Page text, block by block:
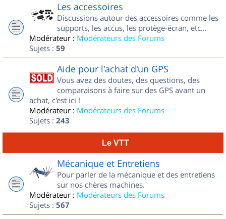
Les accessoires
Discussions autour des accessoires comme les
supports, les accus, les protège-écran, etc...
Modérateur : Modérateurs des Forums
Sujets : 59
Aide pour l'achat d'un GPS
Vous avez des doutes, des questions, des
comparaisons à faire sur des GPS avant un
achat, c'est ici !
Modérateur : Modérateurs des Forums
Sujets : 243
Le VTT
Mécanique et Entretiens
Pour parler de la mécanique et des entretiens
sur nos chères machines.
Modérateur : Modérateurs des Forums
Sujets : 567